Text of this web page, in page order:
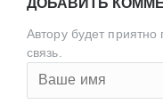
Автору будет
связь.